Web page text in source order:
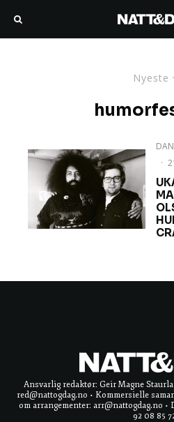
Nyeste
·
Ansvarlig redaktør: Geir Magne
red@nattogdag.no • Kommersielle
om arrangementer: arr@nattogdag.no
92 08 85